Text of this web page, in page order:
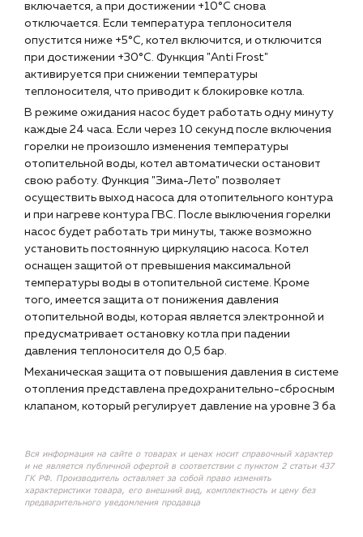
включается, а при достижении +10°С снова
отключается. Если температура теплоносителя
опустится ниже +5°С, котел включится, и отключится
при достижении +30°С. Функция "Anti Frost"
активируется при снижении температуры
теплоносителя, что приводит к блокировке котла.
В режиме ожидания насос будет работать одну минуту
каждые 24 часа. Если через 10 секунд после включения
горелки не произошло изменения температуры
отопительной воды, котел автоматически остановит
свою работу. Функция "Зима-Лето" позволяет
осуществить выход насоса для отопительного контура
и при нагреве контура ГВС. После выключения горелки
насос будет работать три минуты, также возможно
установить постоянную циркуляцию насоса. Котел
оснащен защитой от превышения максимальной
температуры воды в отопительной системе. Кроме
того, имеется защита от понижения давления
отопительной воды, которая является электронной и
предусматривает остановку котла при падении
давления теплоносителя до 0,5 бар.
Механическая защита от повышения давления в системе
отопления представлена предохранительно-сбросным
клапаном, который регулирует давление на уровне 3 ба
Вся информация на сайте о товарах и ценах носит справочный характер
и не является публичной офертой в соответствии с пунктом 2 статьи 437
ГК РФ. Производитель оставляет за собой право изменять
характеристики товара, его внешний вид, комплектность и цену без
предварительного уведомления продавца